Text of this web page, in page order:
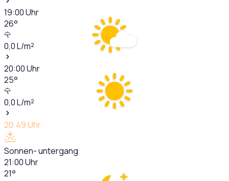
19:00Uhr
26°
0,0L/m²
20:00Uhr
25°
0,0L/m²
20:49Uhr
Sonnen- untergang
21:00Uhr
21°